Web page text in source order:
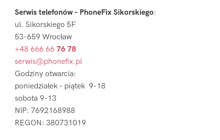
Serwis telefonów – PhoneFix Sikorskiego:
ul. Sikorskiego 5F
53-659 Wrocław
+48 666 66 76 78
serwis@phonefix.pl
Godziny otwarcia:
poniedziałek – piątek 9-18
sobota 9-13
NIP: 7692168988
REGON: 380731019